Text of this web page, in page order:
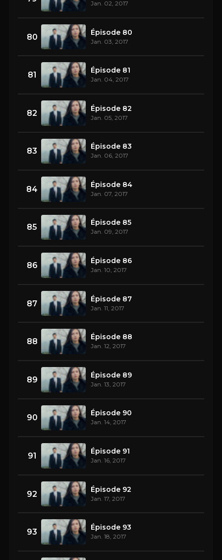
Jan. 02, 2017
80 Épisode 80
Jan. 03, 2017
81 Épisode 81
Jan. 04, 2017
82 Épisode 82
Jan. 05, 2017
83 Épisode 83
Jan. 06, 2017
84 Épisode 84
Jan. 07, 2017
85 Épisode 85
Jan. 09, 2017
86 Épisode 86
Jan. 10, 2017
87 Épisode 87
Jan. 11, 2017
88 Épisode 88
Jan. 12, 2017
89 Épisode 89
Jan. 13, 2017
90 Épisode 90
Jan. 14, 2017
91 Épisode 91
Jan. 16, 2017
92 Épisode 92
Jan. 17, 2017
93 Épisode 93
Jan. 18, 2017